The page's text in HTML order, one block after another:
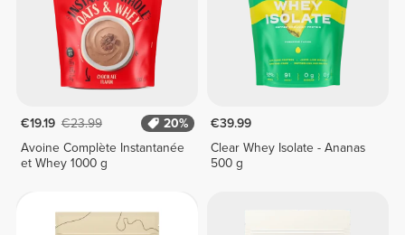
€19.19 €23.99
20%
Avoine Complète Instantanée
et Whey 1000 g
€39.99
Clear Whey Isolate - Ananas
500 g